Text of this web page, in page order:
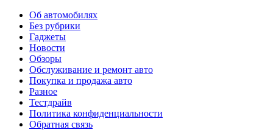
Об автомобилях
Без рубрики
Гаджеты
Новости
Обзоры
Обслуживание и ремонт авто
Покупка и продажа авто
Разное
Тестдрайв
Политика конфиденциальности
Обратная связь